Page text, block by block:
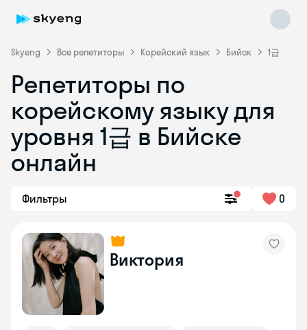
Skyeng Все репетиторы Корейский язык Бийск 1급
Репетиторы по
корейскому языку для
уровня 1급 в Бийске
онлайн
Фильтры 0
Виктория
Skyeng Chat
online